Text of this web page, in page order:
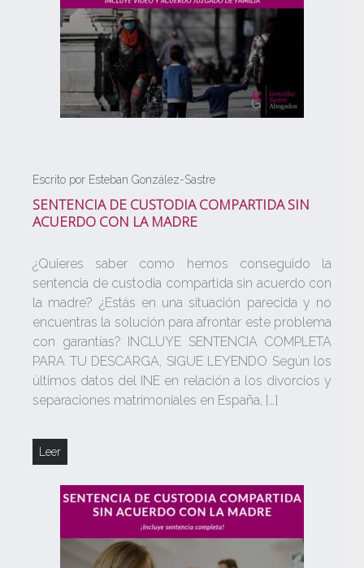
Escrito por Esteban González-Sastre
SENTENCIA DE CUSTODIA COMPARTIDA SIN
ACUERDO CON LA MADRE
¿Quieres saber como hemos conseguido la
sentencia de custodia compartida sin acuerdo con
la madre? ¿Estás en una situación parecida y no
encuentras la solución para afrontar este problema
con garantías? INCLUYE SENTENCIA COMPLETA
PARA TU DESCARGA, SIGUE LEYENDO Según los
últimos datos del INE en relación a los divorcios y
separaciones matrimoniales en España, […]
Leer